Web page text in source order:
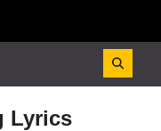
Lyrics